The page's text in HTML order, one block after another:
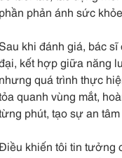
phần phản ánh sức
khi đánh giá, bác
kết hợp giữa năng
nhưng quá trình thực
quanh vùng mắt,
phút, tạo sự an
khiến tôi tin tưởng